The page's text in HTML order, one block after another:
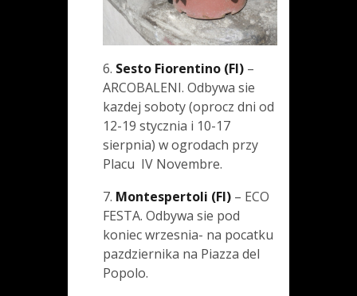
6. Sesto Fiorentino (FI) –
ARCOBALENI. Odbywa sie
kazdej soboty (oprocz dni od
12-19 stycznia i 10-17
sierpnia) w ogrodach przy
Placu IV Novembre.
7. Montespertoli (FI) – ECO
FESTA. Odbywa sie pod
koniec wrzesnia- na pocatku
pazdziernika na Piazza del
Popolo.